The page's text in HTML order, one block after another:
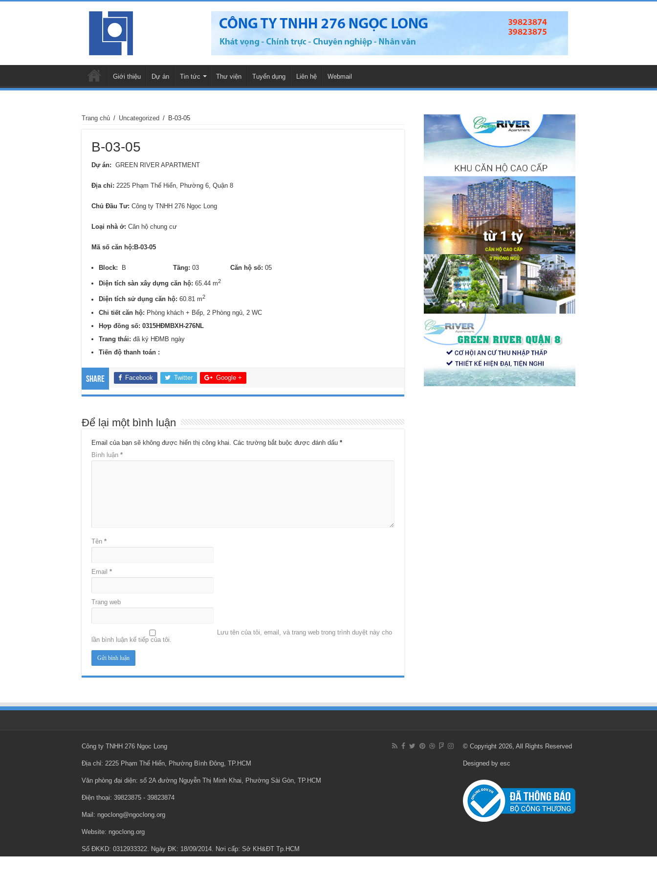
Giới thiệu Dự án Tin tức Thư viện Tuyển dụng Liên hệ Webmail
Trang chủ / Uncategorized / B-03-05
B-03-05
Dự án: GREEN RIVER APARTMENT
Địa chỉ: 2225 Phạm Thế Hiển, Phường 6, Quận 8
Chủ Đầu Tư: Công ty TNHH 276 Ngọc Long
Loại nhà ở: Căn hộ chung cư
Mã số căn hộ:B-03-05
Block: B Tầng: 03 Căn hộ số: 05
Diện tích sàn xây dựng căn hộ: 65.44 m2
Diện tích sử dụng căn hộ: 60.81 m2
Chi tiết căn hộ: Phòng khách + Bếp, 2 Phòng ngủ, 2 WC
Hợp đồng số: 0315HĐMBXH-276NL
Trang thái: đã ký HĐMB ngày
Tiến độ thanh toán :
Share Facebook Twitter Google +
Để lại một bình luận
Email của bạn sẽ không được hiển thị công khai. Các trường bắt buộc được đánh dấu *
Bình luận *
Tên *
Email *
Trang web
Lưu tên của tôi, email, và trang web trong trình duyệt này cho
lần bình luận kế tiếp của tôi.
© Copyright 2026, All Rights Reserved
Designed by esc
Công ty TNHH 276 Ngọc Long
Địa chỉ: 2225 Phạm Thế Hiển, Phường Bình Đông, TP.HCM
Văn phòng đại diện: số 2A đường Nguyễn Thị Minh Khai, Phường Sài Gòn, TP.HCM
Điện thoại: ‎39823875 - ‎39823874
Mail: ngoclong@ngoclong.org
Website: ngoclong.org
Số ĐKKD: 0312933322. Ngày ĐK: 18/09/2014. Nơi cấp: Sở KH&ĐT Tp.HCM